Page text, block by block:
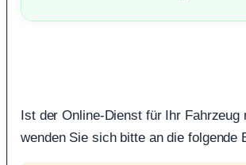
Ist der Online-Dienst für Ihr Fahrzeug
wenden Sie sich bitte an die folgende